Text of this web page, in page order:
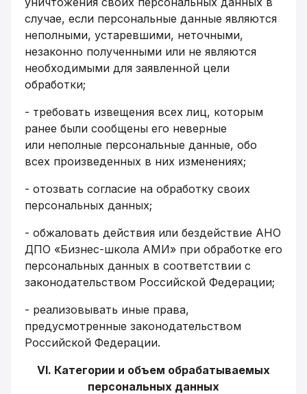
случае, если персональные данные являются
неполными, устаревшими, неточными,
незаконно полученными или не являются
необходимыми для заявленной цели
обработки;
- требовать извещения всех лиц, которым
ранее были сообщены его неверные
или неполные персональные данные, обо
всех произведенных в них изменениях;
- отозвать согласие на обработку своих
персональных данных;
- обжаловать действия или бездействие АНО
ДПО «Бизнес-школа АМИ» при обработке его
персональных данных в соответствии с
законодательством Российской Федерации;
- реализовывать иные права,
предусмотренные законодательством
Российской Федерации.
VI. Категории и объем обрабатываемых
персональных данных